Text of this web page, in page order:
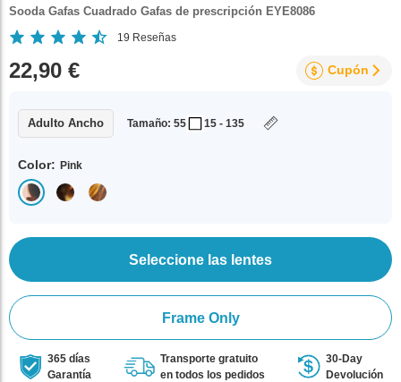
Sooda Gafas Cuadrado Gafas de prescripción EYE8086
19 Reseñas
22,90 € Cupón
Adulto Ancho Tamaño: 55 15 - 135
Color: Pink
Seleccione las lentes
Frame Only
365 días
Garantía
Transporte gratuito
en todos los pedidos
30-Day
Devolución